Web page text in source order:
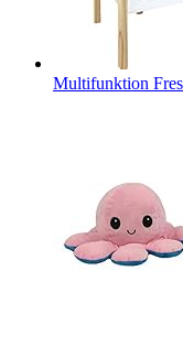
Multifunktion